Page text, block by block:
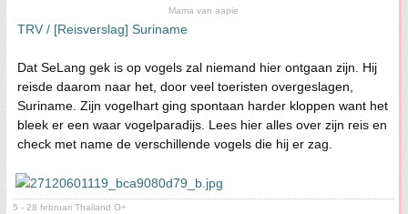
Mama van aapie
TRV / [Reisverslag] Suriname
Dat SeLang gek is op vogels zal niemand hier ontgaan zijn. Hij
reisde daarom naar het, door veel toeristen overgeslagen,
Suriname. Zijn vogelhart ging spontaan harder kloppen want het
bleek er een waar vogelparadijs. Lees hier alles over zijn reis en
check met name de verschillende vogels die hij er zag.
5 - 28 februari Thailand O+